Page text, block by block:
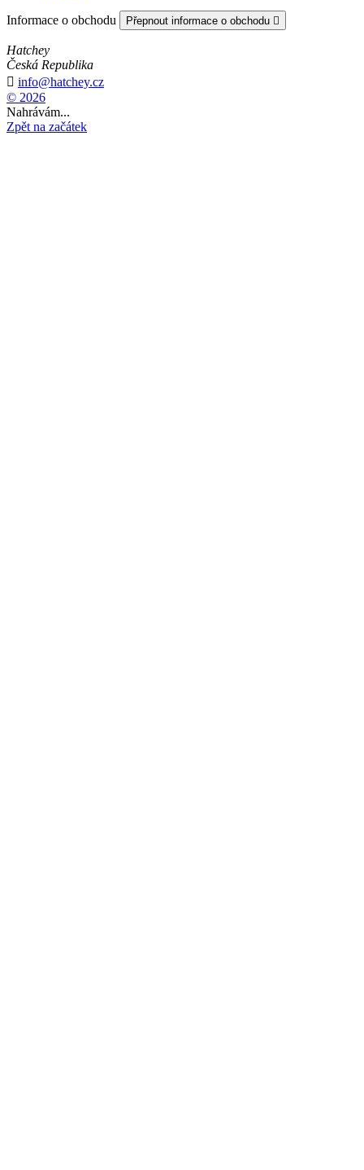
Informace o obchodu Přepnout informace o obchodu 
Hatchey
Česká Republika
 info@hatchey.cz
© 2026
Nahrávám...
Zpět na začátek